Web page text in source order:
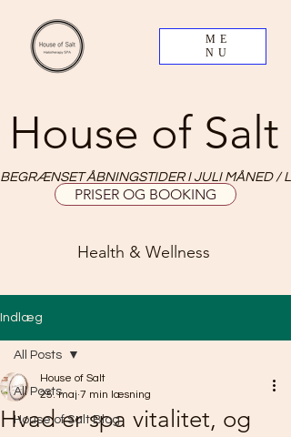
ME
NU
House of Salt
Health & Wellness
PRISER OG BOOKING
BEGRÆNSET ÅBNINGSTIDER I JULI MÅNED /
Indlæg
All Posts
House of Salt Blog
All Posts
Hvad er spa vitalitet, og
House of Salt
25. maj 7 min læsning